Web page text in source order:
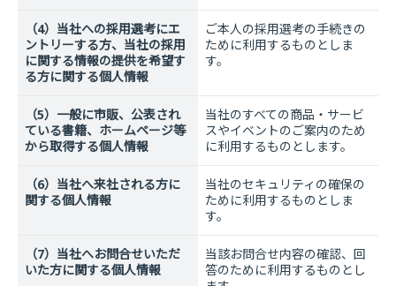
（4）当社への採用選考にエ
ントリーする方、当社の採用
に関する情報の提供を希望す
る方に関する個人情報
ご本人の採用選考の手続きの
ために利用するものとしま
す。
（5）一般に市販、公表され
ている書籍、ホームページ等
から取得する個人情報
当社のすべての商品・サービ
スやイベントのご案内のため
に利用するものとします。
（6）当社へ来社される方に
関する個人情報
当社のセキュリティの確保の
ために利用するものとしま
す。
（7）当社へお問合せいただ
いた方に関する個人情報
当該お問合せ内容の確認、回
答のために利用するものとし